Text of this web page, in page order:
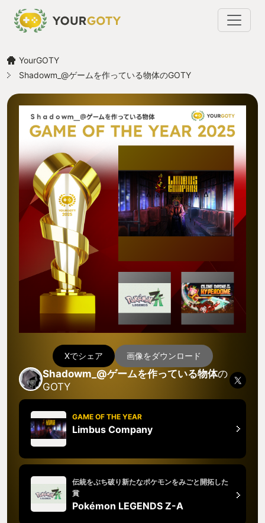
YourGOTY
Shadowm_@ゲームを作っている物体のGOTY
Xでシェア 画像をダウンロード
Shadowm_@ゲームを作っている物体の
GOTY
GAME OF THE YEAR
Limbus Company
伝統をぶち破り新たなポケモンをみごと開拓した
賞
Pokémon LEGENDS Z-A